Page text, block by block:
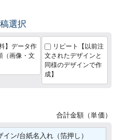
選択
】データ作
（画像・文
リピート【以前注
文されたデザインと
同様のデザインで作
成】
合計金額（単価）
イン/台紙名入れ（箔押し）